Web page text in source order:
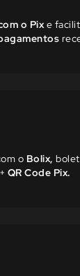
o Pixe
o Bolix,
QR Code Pix.